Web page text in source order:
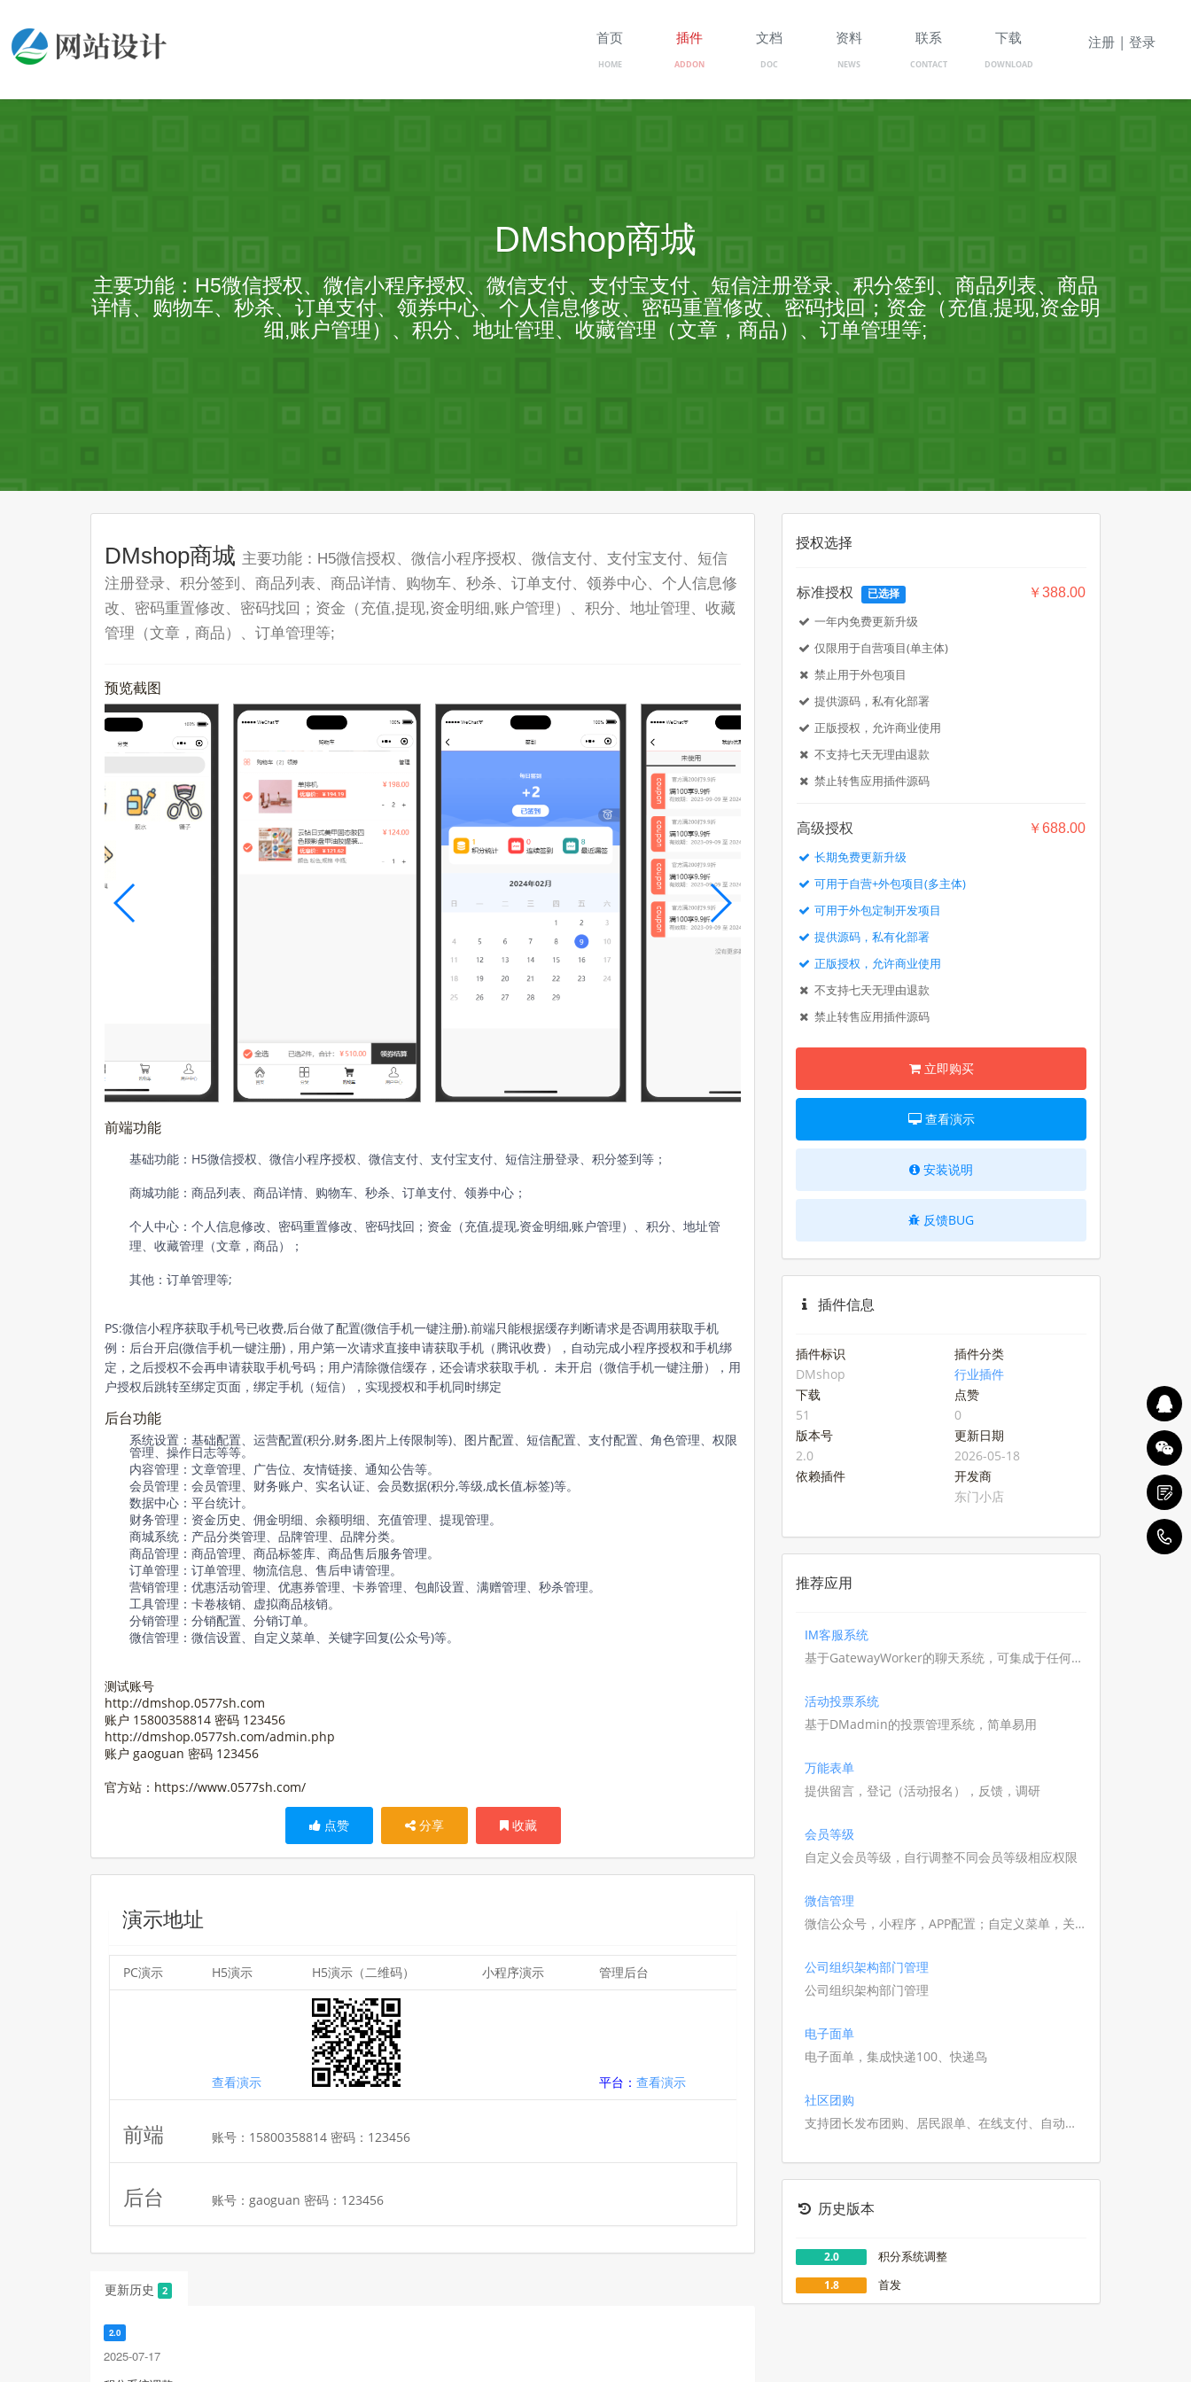
首页
HOME
插件
ADDON
文档
DOC
资料
NEWS
联系
CONTACT
下载
DOWNLOAD
注册 | 登录
DMshop商城
主要功能：H5微信授权、微信小程序授权、微信支付、支付宝支付、短信注册登录、积分签到、商品列表、商品
详情、购物车、秒杀、订单支付、领券中心、个人信息修改、密码重置修改、密码找回；资金（充值,提现,资金明
细,账户管理）、积分、地址管理、​收藏管理（文章，商品）、订单管理等;
DMshop商城 主要功能：H5微信授权、微信小程序授权、微信支付、支付宝支付、短信
注册登录、积分签到、商品列表、商品详情、购物车、秒杀、订单支付、领券中心、个人信息修
改、密码重置修改、密码找回；资金（充值,提现,资金明细,账户管理）、积分、地址管理、​收藏
管理（文章，商品）、订单管理等;
预览截图
前端功能
基础功能：H5微信授权、 微信小程序授权、 微信支付、 支付宝支付、 短信注册登录、 积分签到等 ；
商城功能：商品列表、商品详情、购物车、秒杀、订单支付、领券中心 ；
个人中心：个人信息修改、密码重置修改、 密码找回；资金（充值,提现,资金明细,账户管理） 、 积分、 地址管
理、 收藏管理（文章，商品）；
其他：订单管理等;
PS:微信小程序获取手机号已收费,后台做了配置(微信手机一键注册).前端只能根据缓存判断请求是否调用获取手机
例：后台开启(微信手机一键注册)，用户第一次请求直接申请获取手机（腾讯收费），自动完成小程序授权和手机绑
定，之后授权不会再申请获取手机号码；用户清除微信缓存，还会请求获取手机． 未开启（微信手机一键注册），用
户授权后跳转至绑定页面，绑定手机（短信），实现授权和手机同时绑定
后台功能
系统设置：基础配置、运营配置(积分,财务,图片上传限制等)、图片配置、短信配置、支付配置、角色管理、权限
管理、操作日志等等。
内容管理：文章管理、广告位、友情链接、通知公告等。
会员管理：会员管理、财务账户、实名认证、会员数据(积分,等级,成长值,标签)等。
数据中心：平台统计。
财务管理：资金历史、佣金明细、余额明细、充值管理、提现管理。
商城系统：产品分类管理、品牌管理、品牌分类。
商品管理：商品管理、商品标签库、商品售后服务管理。
订单管理：订单管理、物流信息、售后申请管理。
营销管理：优惠活动管理、优惠券管理、卡券管理、包邮设置、满赠管理、秒杀管理。
工具管理：卡卷核销、虚拟商品核销。
分销管理：分销配置、分销订单。
微信管理：微信设置、自定义菜单、关键字回复(公众号)等。
测试账号
http://dmshop.0577sh.com
账户 15800358814 密码 123456
http://dmshop.0577sh.com/admin.php
账户 gaoguan 密码 123456
官方站：https://www.0577sh.com/
点赞 分享 收藏
演示地址
PC演示 H5演示 H5演示（二维码） 小程序演示 管理后台
查看演示 平台： 查看演示
前端 账号：15800358814 密码：123456
后台 账号：gaoguan 密码：123456
更新历史 2
2.0
2025-07-17
授权选择
标准授权 已选择 ￥388.00
一年内免费更新升级
仅限用于自营项目(单主体)
禁止用于外包项目
提供源码，私有化部署
正版授权，允许商业使用
不支持七天无理由退款
禁止转售应用插件源码
高级授权 ￥688.00
长期免费更新升级
可用于自营+外包项目(多主体)
可用于外包定制开发项目
提供源码，私有化部署
正版授权，允许商业使用
不支持七天无理由退款
禁止转售应用插件源码
立即购买
查看演示
安装说明
反馈BUG
插件信息
插件标识
DMshop
插件分类
行业插件
下载
51
点赞
0
版本号
2.0
更新日期
2026-05-18
依赖插件
开发商
东门小店
推荐应用
IM客服系统
基于GatewayWorker的聊天系统，可集成于任何系
活动投票系统
基于DMadmin的投票管理系统，简单易用
万能表单
提供留言，登记（活动报名），反馈，调研
会员等级
自定义会员等级，自行调整不同会员等级相应权限
微信管理
微信公众号，小程序，APP配置；自定义菜单，关
公司组织架构部门管理
公司组织架构部门管理
电子面单
电子面单，集成快递100、快递鸟
社区团购
支持团长发布团购、居民跟单、在线支付、自动分
社区高效运营
历史版本
2.0 积分系统调整
1.8 首发